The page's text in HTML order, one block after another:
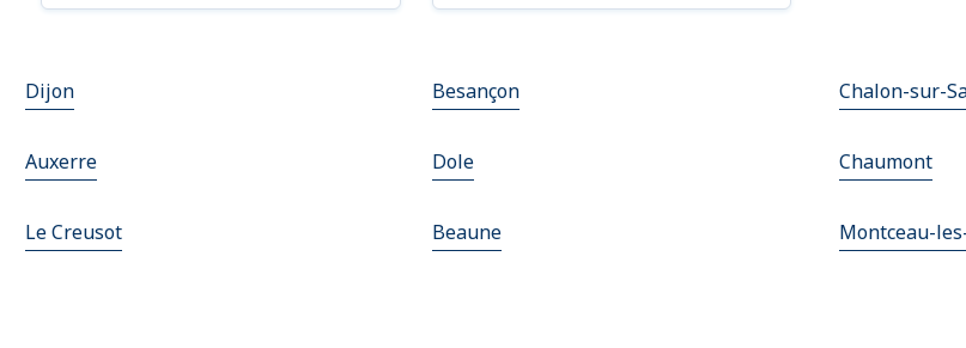
Dijon Besançon Chalon-sur-
Auxerre Dole Chaumont
Le Creusot Beaune Montceau-